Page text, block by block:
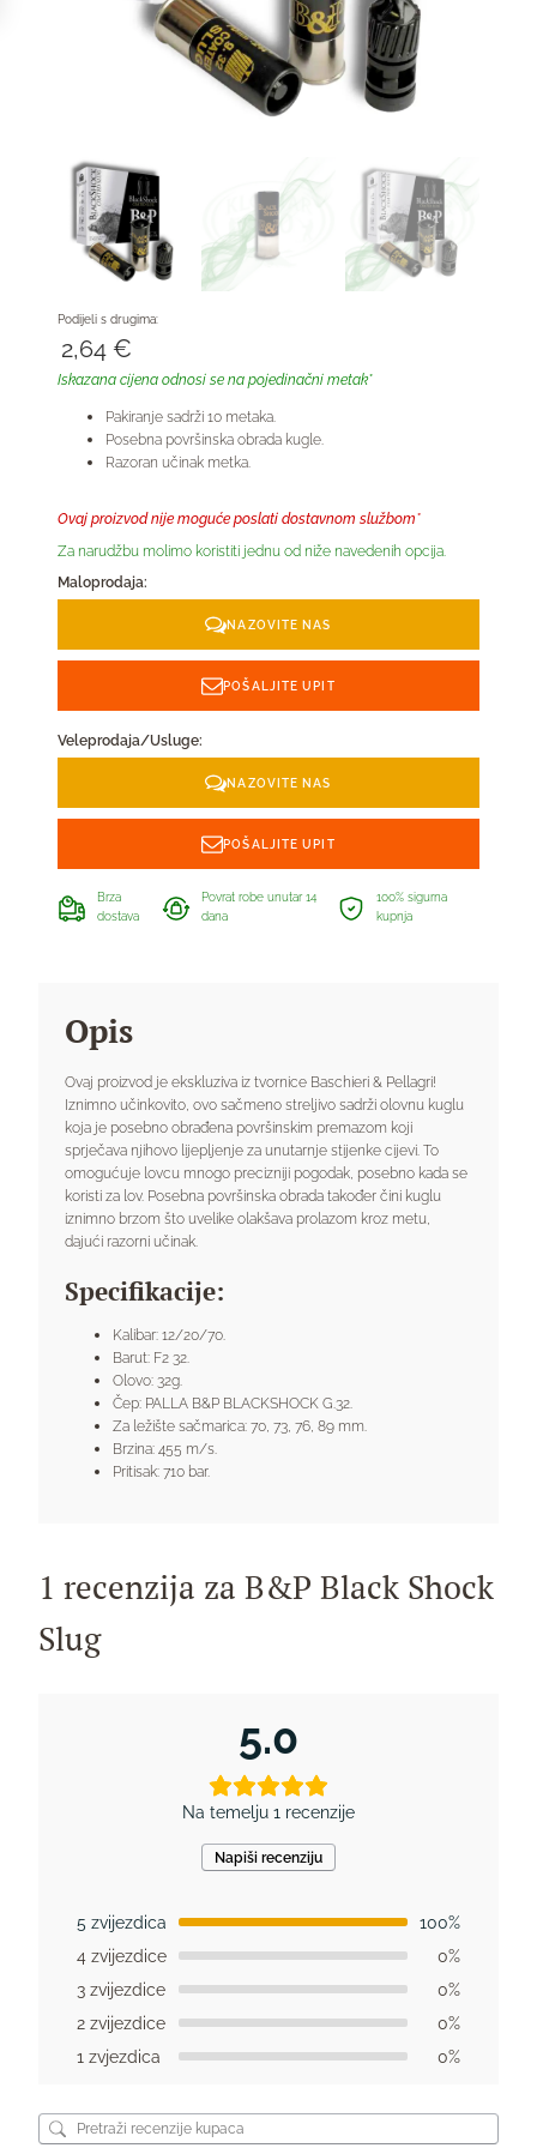
Podijeli s drugima:
2,64 €
Iskazana cijena odnosi se na pojedinačni metak*
Pakiranje sadrži 10 metaka.
Posebna površinska obrada kugle.
Razoran učinak metka.
Ovaj proizvod nije moguće poslati dostavnom službom*
Za narudžbu molimo koristiti jednu od niže navedenih opcija.
Maloprodaja:
NAZOVITE NAS
POŠALJITE UPIT
Veleprodaja/Usluge:
NAZOVITE NAS
POŠALJITE UPIT
Brza
dostava
Povrat robe unutar 14
dana
100% sigurna
kupnja
Opis
Ovaj proizvod je ekskluziva iz tvornice Baschieri & Pellagri!
Iznimno učinkovito, ovo sačmeno streljivo sadrži olovnu kuglu
koja je posebno obrađena površinskim premazom koji
sprječava njihovo lijepljenje za unutarnje stijenke cijevi. To
omogućuje lovcu mnogo precizniji pogodak, posebno kada se
koristi za lov. Posebna površinska obrada također čini kuglu
iznimno brzom što uvelike olakšava prolazom kroz metu,
dajući razorni učinak.
Specifikacije:
Kalibar: 12/20/70.
Barut: F2 32.
Olovo: 32g.
Čep: PALLA B&P BLACKSHOCK G.32.
Za ležište sačmarica: 70, 73, 76, 89 mm.
Brzina: 455 m/s.
Pritisak: 710 bar.
1 recenzija za B&P Black Shock
Slug
5.0
Na temelju 1 recenzije
Napiši recenziju
5 zvijezdica
100%
4 zvijezdice
0%
3 zvijezdice
0%
2 zvijezdice
0%
1 zvjezdica
0%